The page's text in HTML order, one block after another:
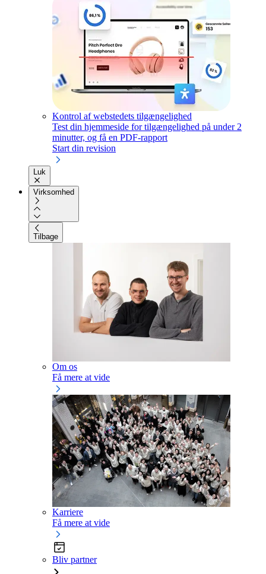
Kontrol af webstedets tilgængelighed
Test din hjemmeside for tilgængelighed på under 2
minutter, og få en PDF-rapport
Start din revision
Luk
Virksomhed
Tilbage
Om os
Få mere at vide
Karriere
Få mere at vide
Bliv partner